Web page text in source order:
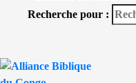
Recherche pour :